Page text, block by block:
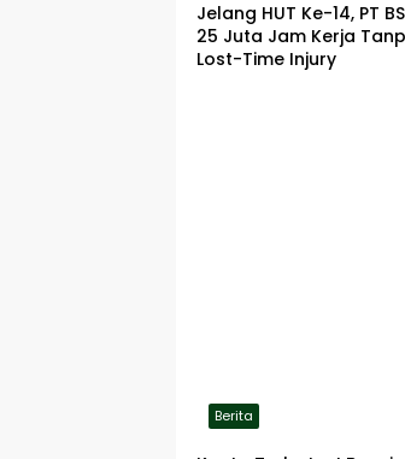
Jelang HUT Ke-14, PT
25 Juta Jam Kerja
Lost-Time Injury
Berita